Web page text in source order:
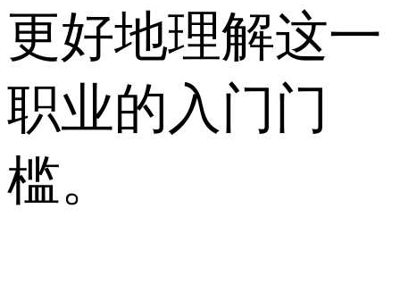
更好地理解这一
职业的入门门
槛。